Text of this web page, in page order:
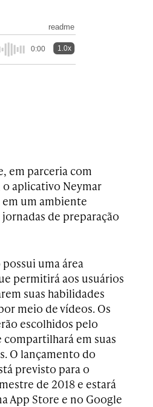
readme
0:00 1.0x
em parceria com
aplicativo Neymar
um ambiente
de preparação
uma área
permitirá aos usuários
suas habilidades
meio de vídeos. Os
escolhidos pelo
em suas
O lançamento do
previsto para o
de 2018 e estará
App Store e no Google